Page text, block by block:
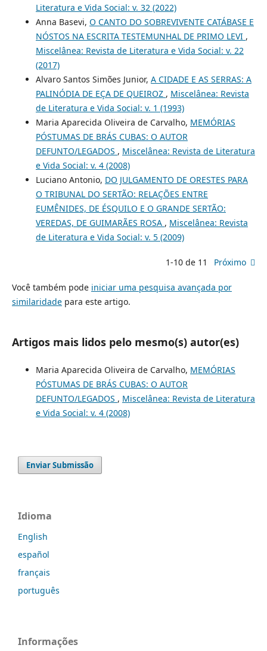
Literatura e Vida Social: v. 32 (2022)
Anna Basevi, O CANTO DO SOBREVIVENTE CATÁBASE E
NÓSTOS NA ESCRITA TESTEMUNHAL DE PRIMO LEVI ,
Miscelânea: Revista de Literatura e Vida Social: v. 22
(2017)
Alvaro Santos Simões Junior, A CIDADE E AS SERRAS: A
PALINÓDIA DE EÇA DE QUEIROZ , Miscelânea: Revista
de Literatura e Vida Social: v. 1 (1993)
Maria Aparecida Oliveira de Carvalho, MEMÓRIAS
PÓSTUMAS DE BRÁS CUBAS: O AUTOR
DEFUNTO/LEGADOS , Miscelânea: Revista de Literatura
e Vida Social: v. 4 (2008)
Luciano Antonio, DO JULGAMENTO DE ORESTES PARA
O TRIBUNAL DO SERTÃO: RELAÇÕES ENTRE
EUMÊNIDES, DE ÉSQUILO E O GRANDE SERTÃO:
VEREDAS, DE GUIMARÃES ROSA , Miscelânea: Revista
de Literatura e Vida Social: v. 5 (2009)
1-10 de 11 Próximo
Você também pode iniciar uma pesquisa avançada por
similaridadepara este artigo.
Artigos mais lidos pelo mesmo(s) autor(es)
Maria Aparecida Oliveira de Carvalho, MEMÓRIAS
PÓSTUMAS DE BRÁS CUBAS: O AUTOR
DEFUNTO/LEGADOS , Miscelânea: Revista de Literatura
e Vida Social: v. 4 (2008)
Enviar Submissão
Idioma
English
español
français
português
Informações